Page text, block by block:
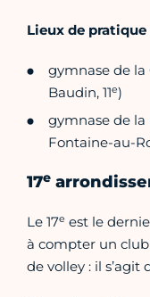
Lieux de pratique
gymnase de la
Baudin, 11e)
gymnase de la
Fontaine-au-
17e
Le 17e est le
à compter un
de volley : il s’agit